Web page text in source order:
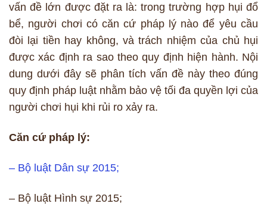
vấn đề lớn được đặt ra là: trong trường hợp hụi đổ
bể, người chơi có căn cứ pháp lý nào để yêu cầu
đòi lại tiền hay không, và trách nhiệm của chủ hụi
được xác định ra sao theo quy định hiện hành. Nội
dung dưới đây sẽ phân tích vấn đề này theo đúng
quy định pháp luật nhằm bảo vệ tối đa quyền lợi của
người chơi hụi khi rủi ro xảy ra.
Căn cứ pháp lý:
– Bộ luật Dân sự 2015;
– Bộ luật Hình sự 2015;